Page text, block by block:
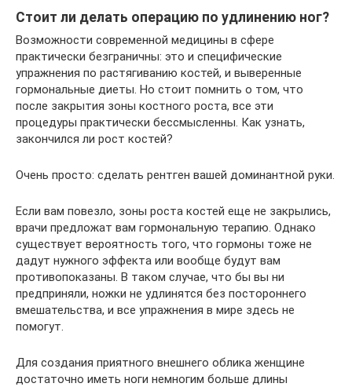
Стоит ли делать операцию по удлинению ног?
Возможности современной медицины в сфере
практически безграничны: это и специфические
упражнения по растягиванию костей, и выверенные
гормональные диеты. Но стоит помнить о том, что
после закрытия зоны костного роста, все эти
процедуры практически бессмысленны. Как узнать,
закончился ли рост костей?
Очень просто: сделать рентген вашей доминантной руки.
Если вам повезло, зоны роста костей еще не закрылись,
врачи предложат вам гормональную терапию. Однако
существует вероятность того, что гормоны тоже не
дадут нужного эффекта или вообще будут вам
противопоказаны. В таком случае, что бы вы ни
предприняли, ножки не удлинятся без постороннего
вмешательства, и все упражнения в мире здесь не
помогут.
Для создания приятного внешнего облика женщине
достаточно иметь ноги немногим больше длины